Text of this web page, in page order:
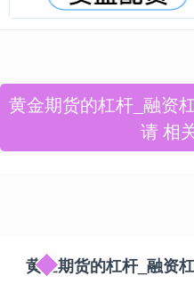
黄金期货的杠杆_融资
请 相
黄金期货的杠杆_融资